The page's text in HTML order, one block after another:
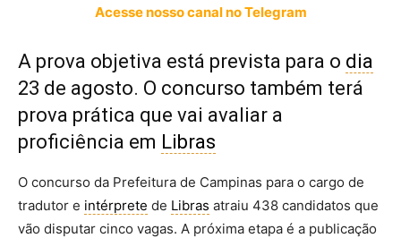
Acesse nosso canal no Telegram
A prova objetiva está prevista para o dia
23 de agosto. O concurso também terá
prova prática que vai avaliar a
proficiência em Libras
O concurso da Prefeitura de Campinas para o cargo de
tradutor e intérprete de Libras atraiu 438 candidatos que
vão disputar cinco vagas. A próxima etapa é a publicação